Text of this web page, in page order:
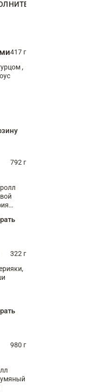
417 г
,
792 г
322 г
980 г